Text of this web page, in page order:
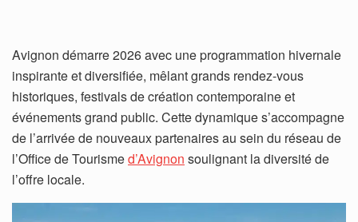
Avignon démarre 2026 avec une programmation hivernale
inspirante et diversifiée, mêlant grands rendez-vous
historiques, festivals de création contemporaine et
événements grand public. Cette dynamique s’accompagne
de l’arrivée de nouveaux partenaires au sein du réseau de
l’Office de Tourismed’Avignon soulignant la diversité de
l’offre locale.